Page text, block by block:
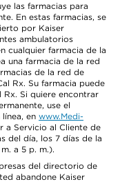
las farmacias para
En estas farmacias, se
por Kaiser
ambulatorios
cualquier farmacia de la
una farmacia de la red
de la red de
Rx. Su farmacia puede
Si quiere encontrar
use el
en www.Medi-
a Servicio al Cliente de
del día, los 7 días de la
a 5 p. m.).
del directorio de
abandone Kaiser